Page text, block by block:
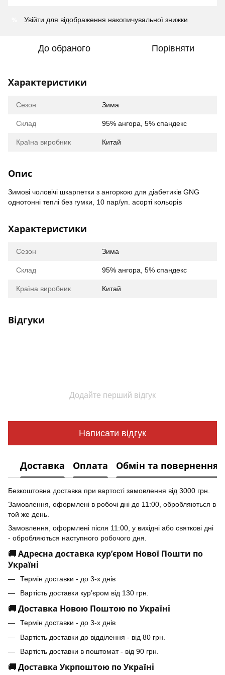
Увійти для відображення накопичувальної знижки
До обраного Порівняти
Характеристики
Сезон Зима
Склад 95% ангора, 5% спандекс
Країна виробник Китай
Опис
Зимові чоловічі шкарпетки з ангоркою для діабетиків GNG
однотонні теплі без гумки, 10 пар/уп. асорті кольорів
Характеристики
Сезон Зима
Склад 95% ангора, 5% спандекс
Країна виробник Китай
Відгуки
Додайте перший відгук
Написати відгук
Доставка Оплата Обмін та повернення
Безкоштовна доставка при вартості замовлення від 3000 грн.
Замовлення, оформлені в робочі дні до 11:00, обробляються в
той же день.
Замовлення, оформлені після 11:00, у вихідні або святкові дні
- обробляються наступного робочого дня.
🚚 Адресна доставка кур’єром Нової Пошти по
Україні
Термін доставки - до 3-х днів
Вартість доставки кур’єром від 130 грн.
🚚 Доставка Новою Поштою по Україні
Термін доставки - до 3-х днів
Вартість доставки до відділення - від 80 грн.
Вартість доставки в поштомат - від 90 грн.
🚚 Доставка Укрпоштою по Україні